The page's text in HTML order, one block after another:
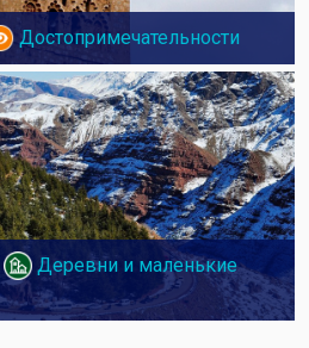
Достопримечательности
Деревни и маленькие